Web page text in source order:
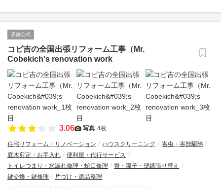
店舗公式
コビ吉の全国出張リフォーム工事（Mr.
Cobekich's renovation work
3.06 写真 4枚
住宅リフォーム・リノベーション ハウスクリーニング
害虫・害獣駆除
庭木剪定・お手入れ
便利屋・代行サービス
トイレつまり・水漏れ修理・蛇口修理
畳・障子・壁紙張り替え
鍵交換・鍵修理
片づけ・遺品整理